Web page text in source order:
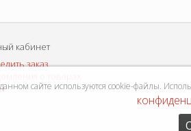
кабинет
заказ
сайте используются cookie-файлы.